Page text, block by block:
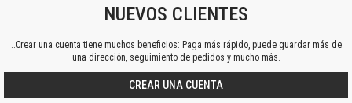
NUEVOS CLIENTES
..Crear una cuenta tiene muchos beneficios: Paga más rápido, puede guardar más de
una dirección, seguimiento de pedidos y mucho más.
CREAR UNA CUENTA